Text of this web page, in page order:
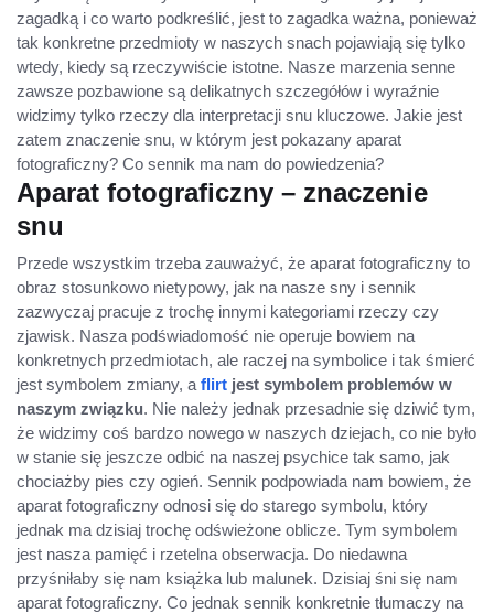
zagadką i co warto podkreślić, jest to zagadka ważna, ponieważ
tak konkretne przedmioty w naszych snach pojawiają się tylko
wtedy, kiedy są rzeczywiście istotne. Nasze marzenia senne
zawsze pozbawione są delikatnych szczegółów i wyraźnie
widzimy tylko rzeczy dla interpretacji snu kluczowe. Jakie jest
zatem znaczenie snu, w którym jest pokazany aparat
fotograficzny? Co sennik ma nam do powiedzenia?
Aparat fotograficzny – znaczenie
snu
Przede wszystkim trzeba zauważyć, że aparat fotograficzny to
obraz stosunkowo nietypowy, jak na nasze sny i sennik
zazwyczaj pracuje z trochę innymi kategoriami rzeczy czy
zjawisk. Nasza podświadomość nie operuje bowiem na
konkretnych przedmiotach, ale raczej na symbolice i tak śmierć
jest symbolem zmiany, a flirt jest symbolem problemów w
naszym związku. Nie należy jednak przesadnie się dziwić tym,
że widzimy coś bardzo nowego w naszych dziejach, co nie było
w stanie się jeszcze odbić na naszej psychice tak samo, jak
chociażby pies czy ogień. Sennik podpowiada nam bowiem, że
aparat fotograficzny odnosi się do starego symbolu, który
jednak ma dzisiaj trochę odświeżone oblicze. Tym symbolem
jest nasza pamięć i rzetelna obserwacja. Do niedawna
przyśniłaby się nam książka lub malunek. Dzisiaj śni się nam
aparat fotograficzny. Co jednak sennik konkretnie tłumaczy na